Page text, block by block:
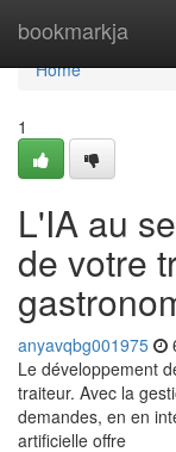
bookmarkja
Home
Home
1
L'IA au
de votre
anyavqbg001975
Le développement
traiteur. Avec la
demandes, en en
artificielle offre